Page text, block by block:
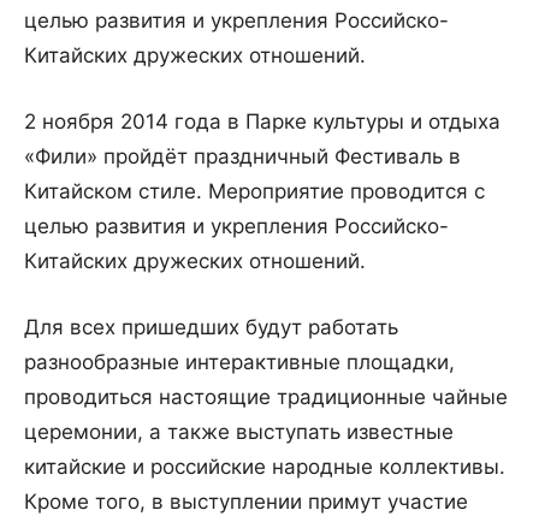
целью развития и укрепления Российско-
Китайских дружеских отношений.
2 ноября 2014 года в Парке культуры и отдыха
«Фили» пройдёт праздничный Фестиваль в
Китайском стиле. Мероприятие проводится с
целью развития и укрепления Российско-
Китайских дружеских отношений.
Для всех пришедших будут работать
разнообразные интерактивные площадки,
проводиться настоящие традиционные чайные
церемонии, а также выступать известные
китайские и российские народные коллективы.
Кроме того, в выступлении примут участие